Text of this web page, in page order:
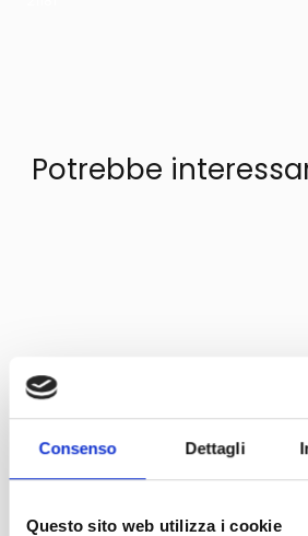
Consenso Dettagli
Questo sito web utilizza i cookie
Potrebbe